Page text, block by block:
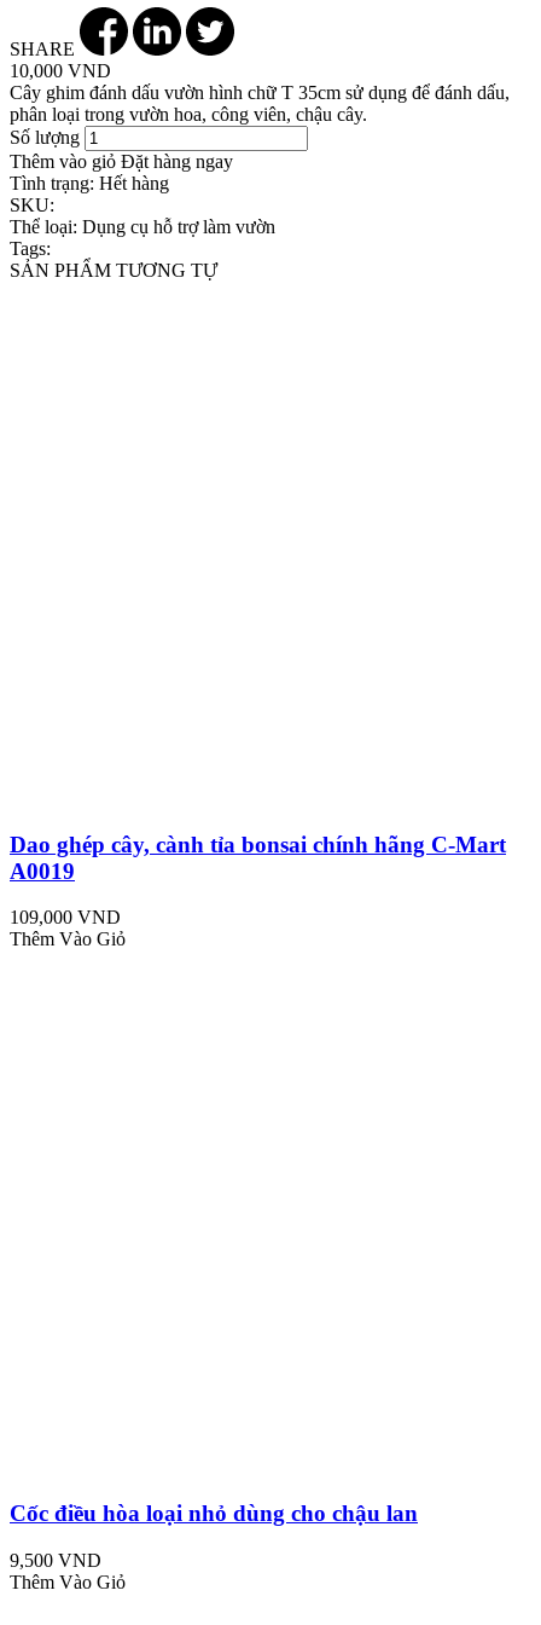
SHARE
10,000 VND
Cây ghim đánh dấu vườn hình chữ T 35cm sử dụng để đánh dấu,
phân loại trong vườn hoa, công viên, chậu cây.
Số lượng
Thêm vào giỏ Đặt hàng ngay
Tình trạng: Hết hàng
SKU:
Thể loại: Dụng cụ hỗ trợ làm vườn
Tags:
SẢN PHẨM TƯƠNG TỰ
Dao ghép cây, cành tỉa bonsai chính hãng C-Mart
A0019
109,000 VND
Thêm Vào Giỏ
Cốc điều hòa loại nhỏ dùng cho chậu lan
9,500 VND
Thêm Vào Giỏ